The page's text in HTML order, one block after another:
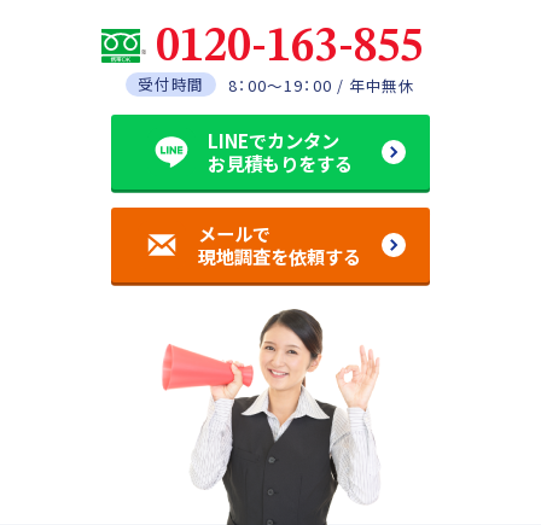
0120-163-855
受付時間 8：00～19：00 / 年中無休
LINEでカンタン
お見積もりをする
メールで
現地調査を依頼する